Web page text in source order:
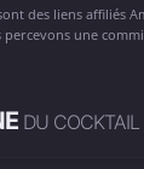
des liens affiliés
percevons une
DU COCKTAIL